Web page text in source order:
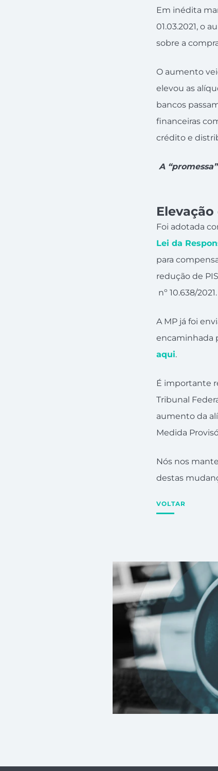
Em inédita
01.03.2021, o
sobre a
O aumento
elevou as
bancos
financeiras
crédito e
A
Foi adotada
Lei da
para
redução de
nº 10.638/2021.
A MP já foi
encaminhada
aqui.
É importante
Tribunal
aumento da
Medida
Nós nos
destas
VOLTAR